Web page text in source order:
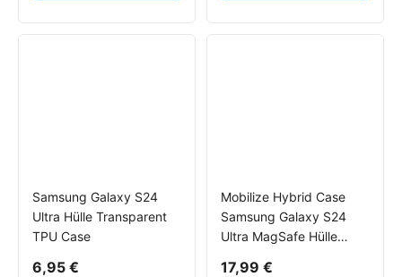
Samsung Galaxy S24
Ultra Hülle Transparent
TPU Case
6,95 €
Mobilize Hybrid Case
Samsung Galaxy S24
Ultra MagSafe Hülle
17,99 €